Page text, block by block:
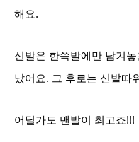
해요.
신발은 한쪽발에만 남겨
났어요. 그 후로는 신발따
어딜가도 맨발이 최고죠!!!